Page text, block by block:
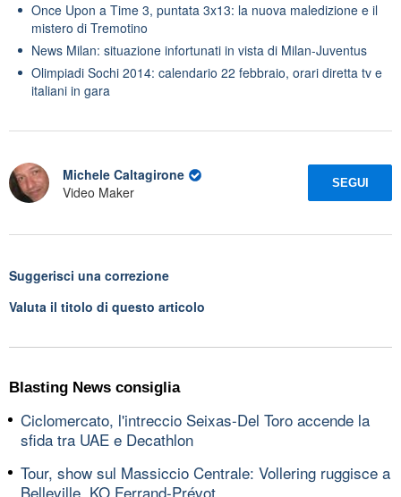
Once Upon a Time 3, puntata 3x13: la nuova maledizione e il
mistero di Tremotino
News Milan: situazione infortunati in vista di Milan-Juventus
Olimpiadi Sochi 2014: calendario 22 febbraio, orari diretta tv e
italiani in gara
Michele Caltagirone
Video Maker
SEGUI
Suggerisci una correzione
Valuta il titolo di questo articolo
Blasting News consiglia
Ciclomercato, l'intreccio Seixas-Del Toro accende la
sfida tra UAE e Decathlon
Tour, show sul Massiccio Centrale: Vollering ruggisce a
Belleville, KO Ferrand-Prévot